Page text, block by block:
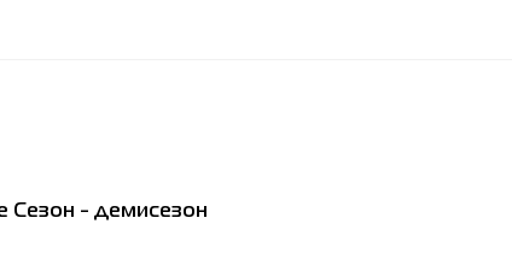
Сезон - демисезон